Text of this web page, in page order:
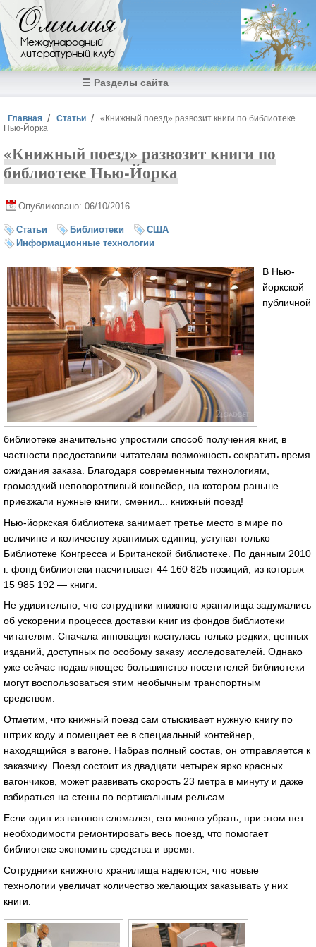
Перейти к основному содержанию
Омилия
Международный
литературный клуб
☰ Разделы сайта
Вы здесь
Главная Статьи
«Книжный поезд» развозит книги по библиотеке
Нью-Йорка
«Книжный поезд» развозит книги по
библиотеке Нью-Йорка
Опубликовано: 06/10/2016
Статьи Библиотеки
США
Информационные технологии
В Нью-
йоркской
публичной
библиотеке значительно упростили способ получения книг, в
частности предоставили читателям возможность сократить время
ожидания заказа. Благодаря современным технологиям,
громоздкий неповоротливый конвейер, на котором раньше
приезжали нужные книги, сменил... книжный поезд!
Нью-йоркская библиотека занимает третье место в мире по
величине и количеству хранимых единиц, уступая только
Библиотеке Конгресса и Британской библиотеке. По данным 2010
г. фонд библиотеки насчитывает 44 160 825 позиций, из которых
15 985 192 — книги.
Не удивительно, что сотрудники книжного хранилища задумались
об ускорении процесса доставки книг из фондов библиотеки
читателям. Сначала инновация коснулась только редких, ценных
изданий, доступных по особому заказу исследователей. Однако
уже сейчас подавляющее большинство посетителей библиотеки
могут воспользоваться этим необычным транспортным
средством.
Отметим, что книжный поезд сам отыскивает нужную книгу по
штрих коду и помещает ее в специальный контейнер,
находящийся в вагоне. Набрав полный состав, он отправляется к
заказчику. Поезд состоит из двадцати четырех ярко красных
вагончиков, может развивать скорость 23 метра в минуту и даже
взбираться на стены по вертикальным рельсам.
Если один из вагонов сломался, его можно убрать, при этом нет
необходимости ремонтировать весь поезд, что помогает
библиотеке экономить средства и время.
Сотрудники книжного хранилища надеются, что новые
технологии увеличат количество желающих заказывать у них
книги.